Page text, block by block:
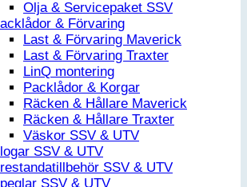
Olja & Servicepaket SSV
& Förvaring
Last & Förvaring Maverick
Last & Förvaring Traxter
LinQ montering
Packlådor & Korgar
Räcken & Hållare Maverick
Räcken & Hållare Traxter
Väskor SSV & UTV
SSV & UTV
SSV & UTV
SSV & UTV